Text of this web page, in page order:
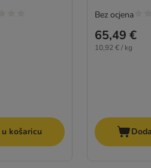
košaricu
65,49 €
10,92 € / kg
Bez ocjena